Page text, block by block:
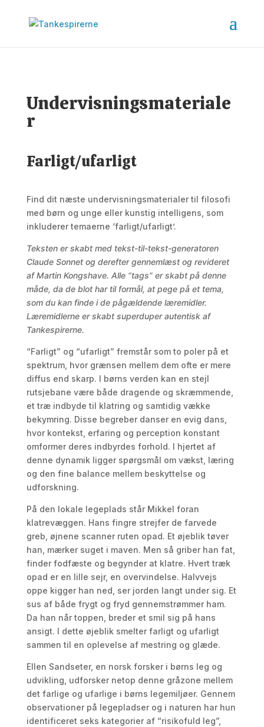
Undervisningsmateriale
r
Farligt/ufarligt
Find dit næste undervisningsmaterialer til filosofi
med børn og unge eller kunstig intelligens, som
inkluderer temaerne ‘farligt/ufarligt’.
Teksten er skabt med tekst-til-tekst-generatoren
Claude Sonnet og derefter gennemlæst og revideret
af Martin Kongshave. Alle “tags” er skabt på denne
måde, da de blot har til formål, at pege på et tema,
som du kan finde i de pågældende læremidler.
Læremidlerne er skabt superduper autentisk af
Tankespirerne.
“Farligt” og “ufarligt” fremstår som to poler på et
spektrum, hvor grænsen mellem dem ofte er mere
diffus end skarp. I børns verden kan en stejl
rutsjebane være både dragende og skræmmende,
et træ indbyde til klatring og samtidig vække
bekymring. Disse begreber danser en evig dans,
hvor kontekst, erfaring og perception konstant
omformer deres indbyrdes forhold. I hjertet af
denne dynamik ligger spørgsmål om vækst, læring
og den fine balance mellem beskyttelse og
udforskning.
På den lokale legeplads står Mikkel foran
klatrevæggen. Hans fingre strejfer de farvede
greb, øjnene scanner ruten opad. Et øjeblik tøver
han, mærker suget i maven. Men så griber han fat,
finder fodfæste og begynder at klatre. Hvert træk
opad er en lille sejr, en overvindelse. Halvvejs
oppe kigger han ned, ser jorden langt under sig. Et
sus af både frygt og fryd gennemstrømmer ham.
Da han når toppen, breder et smil sig på hans
ansigt. I dette øjeblik smelter farligt og ufarligt
sammen til en oplevelse af mestring og glæde.
Ellen Sandseter, en norsk forsker i børns leg og
udvikling, udforsker netop denne gråzone mellem
det farlige og ufarlige i børns legemiljøer. Gennem
observationer på legepladser og i naturen har hun
identificeret seks kategorier af “risikofuld leg”,